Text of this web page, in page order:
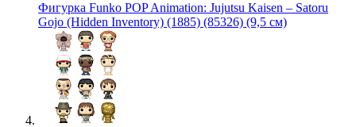
Фигурка Funko POP Animation: Jujutsu Kaisen – Satoru
Gojo (Hidden Inventory) (1885) (85326) (9,5 см)